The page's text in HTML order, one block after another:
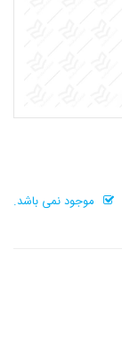
موجود نمی باشد.